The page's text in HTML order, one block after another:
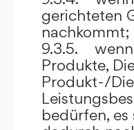
gerichteten
nachkommt;
9.3.5. wenn
Produkte,
Produkt-/
bedürfen,